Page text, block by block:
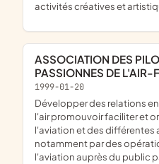
activités créatives et
ASSOCIATION DES PILOTES ET DES
PASSIONNES DE L'AIR-
1999-01-20
développer des relations entre pilotes et passionnés de
l'air promouvoir faciliter et
l'aviation et des différentes
notamment par des
l'aviation auprès du public